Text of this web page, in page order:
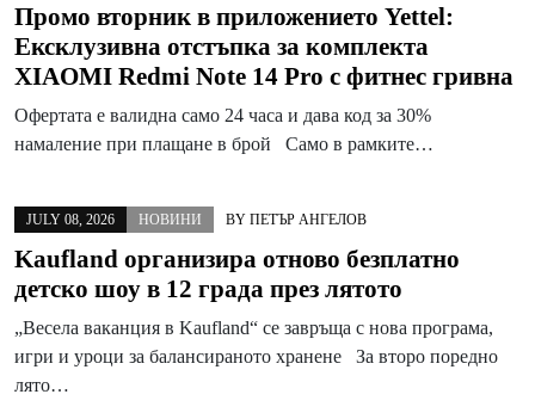
Промо вторник в приложението Yettel:
Ексклузивна отстъпка за комплекта
XIAOMI Redmi Note 14 Pro с фитнес гривна
Офертата е валидна само 24 часа и дава код за 30%
намаление при плащане в брой Само в рамките…
JULY 08, 2026 НОВИНИ BY ПЕТЪР АНГЕЛОВ
Kaufland организира отново безплатно
детско шоу в 12 града през лятото
„Весела ваканция в Kaufland“ се завръща с нова програма,
игри и уроци за балансираното хранене За второ поредно
лято…